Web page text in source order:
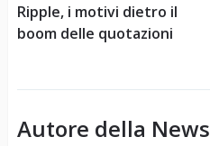
Ripple, i motivi dietro il
boom delle quotazioni
Autore della News